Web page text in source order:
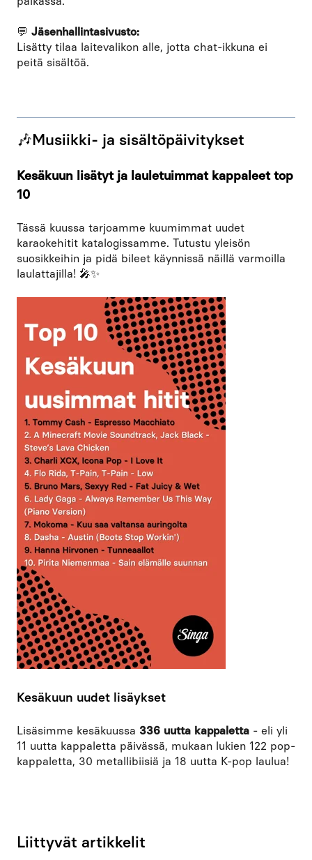
💬 Jäsenhallintasivusto:
Lisätty tilaa laitevalikon alle, jotta chat-ikkuna ei
peitä sisältöä.
🎶Musiikki- ja sisältöpäivitykset
Kesäkuun lisätyt ja lauletuimmat kappaleet top
10
Tässä kuussa tarjoamme kuumimmat uudet
karaokehitit katalogissamme. Tutustu yleisön
suosikkeihin ja pidä bileet käynnissä näillä varmoilla
laulattajilla! 🎤✨
Kesäkuun uudet lisäykset
Lisäsimme kesäkuussa 336 uutta kappaletta - eli yli
11 uutta kappaletta päivässä, mukaan lukien 122 pop-
kappaletta, 30 metallibiisiä ja 18 uutta K-pop laulua!
Liittyvät artikkelit